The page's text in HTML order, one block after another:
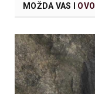
MOŽDA VAS I